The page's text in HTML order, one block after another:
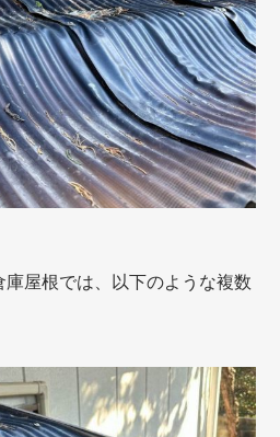
庫屋根では 、以下のような複数